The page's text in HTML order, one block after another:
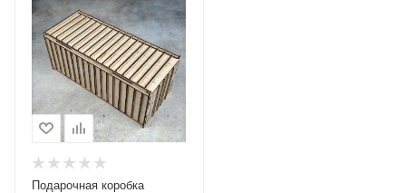
Подарочная коробка